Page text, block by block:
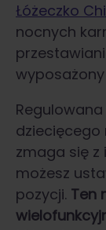
Łóżeczko
nocnych
dziecięcego
zmaga się
możesz
pozycji. Ten